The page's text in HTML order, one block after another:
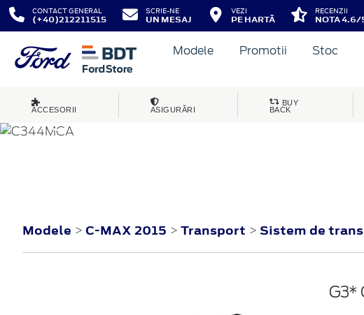
CONTACT GENERAL
(+40)212211515
SCRIE-NE
UN MESAJ
VEZI
PE HARTĂ
RECENZII
NOTA 4.6/
Modele Promotii Stoc
ACCESORII ASIGURĂRI
BUY
BACK
C-MAX
Modele > C-MAX 2015 > Transport > Sistem de
G3*